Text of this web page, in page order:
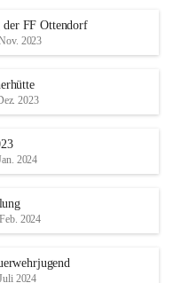
der FF Ottendorf
2023
2023
2024
2024
2024